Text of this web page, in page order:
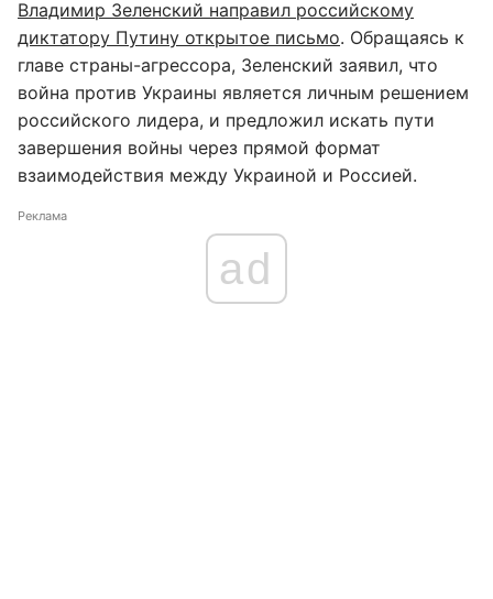
Владимир Зеленский направил российскому
диктатору Путину открытое письмо. Обращаясь к
главе страны-агрессора, Зеленский заявил, что
война против Украины является личным решением
российского лидера, и предложил искать пути
завершения войны через прямой формат
взаимодействия между Украиной и Россией.
Реклама
ad